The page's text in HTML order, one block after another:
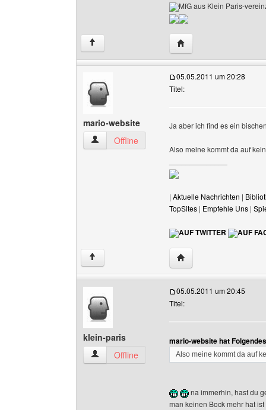
MfG aus Klein Paris-
↑ Website dieses
mario-website
mario-website Benutzer-Profile anzeigen
Offline
05.05.2011 um 20:28
Titel:
Ja aber ich find es ein
Also meine kommt da auf
| Aktuelle Nachrichten |
TopSites | Empfehle Uns |
AUF TWITTER AUF
↑ Website dieses
klein-paris
klein-paris Benutzer-Profile anzeigen
Offline
05.05.2011 um 20:45
Titel:
mario-website hat
Also meine kommt da auf
na immerhin, hast du
man keinen Bock mehr hat